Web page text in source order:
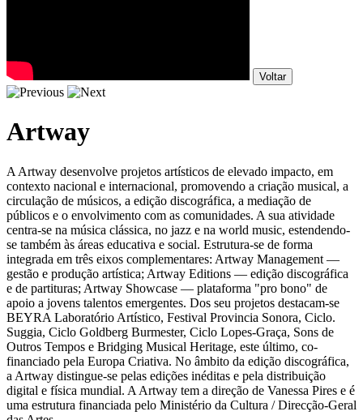
Voltar
Artway
A Artway desenvolve projetos artísticos de elevado impacto, em
contexto nacional e internacional, promovendo a criação musical, a
circulação de músicos, a edição discográfica, a mediação de
públicos e o envolvimento com as comunidades. A sua atividade
centra-se na música clássica, no jazz e na world music, estendendo-
se também às áreas educativa e social. Estrutura-se de forma
integrada em três eixos complementares: Artway Management —
gestão e produção artística; Artway Editions — edição discográfica
e de partituras; Artway Showcase — plataforma "pro bono" de
apoio a jovens talentos emergentes. Dos seu projetos destacam-se
BEYRA Laboratório Artístico, Festival Provincia Sonora, Ciclo.
Suggia, Ciclo Goldberg Burmester, Ciclo Lopes-Graça, Sons de
Outros Tempos e Bridging Musical Heritage, este último, co-
financiado pela Europa Criativa. No âmbito da edição discográfica,
a Artway distingue-se pelas edições inéditas e pela distribuição
digital e física mundial. A Artway tem a direção de Vanessa Pires e é
uma estrutura financiada pelo Ministério da Cultura / Direcção-Geral